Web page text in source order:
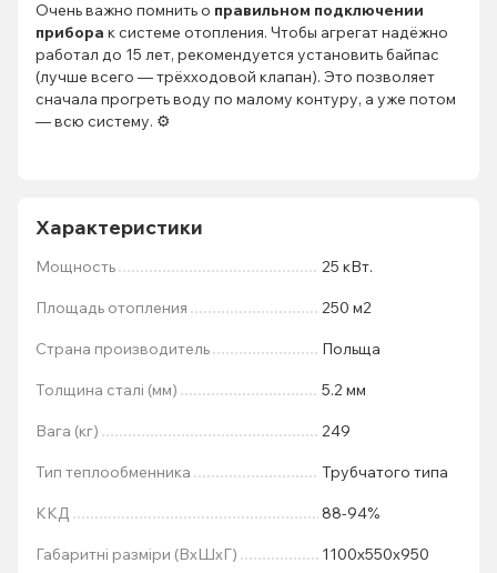
Очень важно помнить о правильном подключении
прибора к системе отопления. Чтобы агрегат надёжно
работал до 15 лет, рекомендуется установить байпас
(лучше всего — трёхходовой клапан). Это позволяет
сначала прогреть воду по малому контуру, а уже потом
— всю систему. ⚙️
Характеристики
Мощность 25 кВт.
Площадь отопления 250 м2
Страна производитель Польща
Толщина сталі (мм) 5.2 мм
Вага (кг) 249
Тип теплообменника Трубчатого типа
ККД 88-94%
Габаритні разміри (ВхШхГ) 1100х550х950